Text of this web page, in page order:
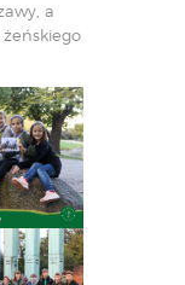
a
żeńskiego